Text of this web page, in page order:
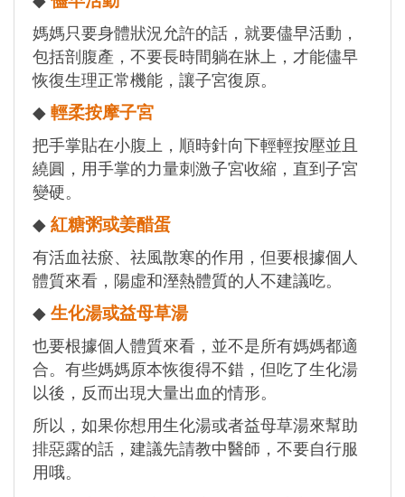
媽媽只要身體狀況允許的話，就要儘早活動，
包括剖腹產，不要長時間躺在牀上，才能儘早
恢復生理正常機能，讓子宮復原。
◆ 輕柔按摩子宮
把手掌貼在小腹上，順時針向下輕輕按壓並且
繞圓，用手掌的力量刺激子宮收縮，直到子宮
變硬。
◆ 紅糖粥或姜醋蛋
有活血祛瘀、祛風散寒的作用，但要根據個人
體質來看，陽虛和溼熱體質的人不建議吃。
◆ 生化湯或益母草湯
也要根據個人體質來看，並不是所有媽媽都適
合。有些媽媽原本恢復得不錯，但吃了生化湯
以後，反而出現大量出血的情形。
所以，如果你想用生化湯或者益母草湯來幫助
排惡露的話，建議先請教中醫師，不要自行服
用哦。